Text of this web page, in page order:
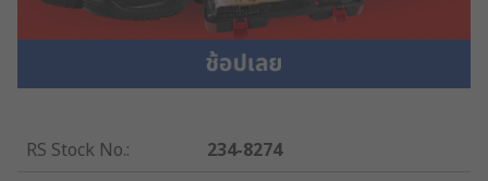
RS Stock No.: 234-8274